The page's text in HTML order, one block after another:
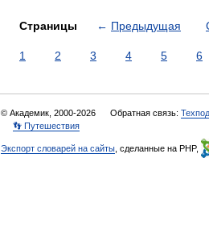
Страницы ← Предыдущая
1 2 3 4 5 6
© Академик, 2000-2026 Обратная связь:
👣 Путешествия
Экспорт словарей на сайты , сделанные на PHP,